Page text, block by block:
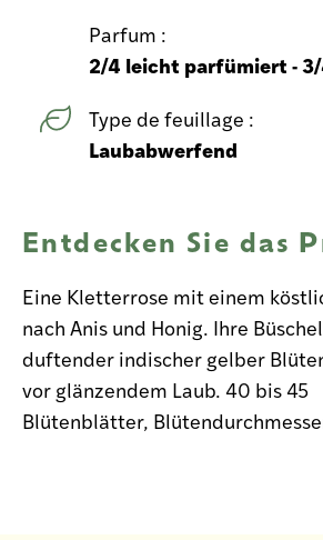
Parfum :
2/4 leicht parfümiert -
Type de feuillage :
Laubabwerfend
Entdecken Sie das
Eine Kletterrose mit einem
nach Anis und Honig. Ihre
duftender indischer gelber
vor glänzendem Laub. 40 bis 45
Blütenblätter,